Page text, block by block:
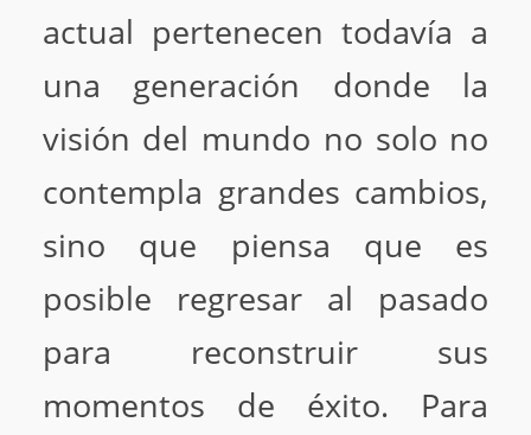
actual pertenecen todavía a
una generación donde la
visión del mundo no solo no
contempla grandes cambios,
sino que piensa que es
posible regresar al pasado
para reconstruir sus
momentos de éxito. Para